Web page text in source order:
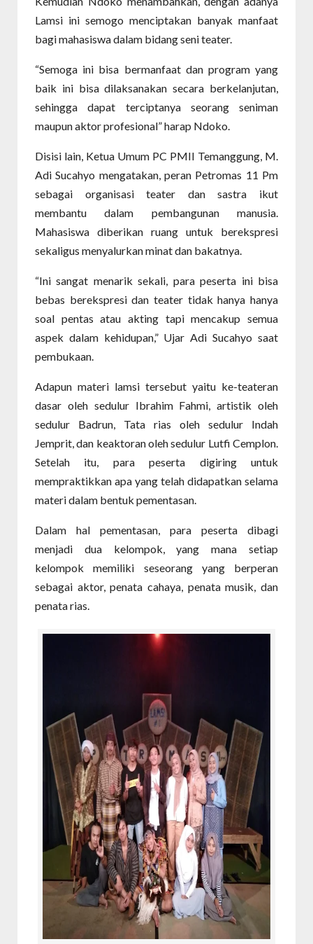
Lamsi ini semogo menciptakan banyak manfaat
bagi mahasiswa dalam bidang seni teater.
“Semoga ini bisa bermanfaat dan program yang
baik ini bisa dilaksanakan secara berkelanjutan,
sehingga dapat terciptanya seorang seniman
maupun aktor profesional” harap Ndoko.
Disisi lain, Ketua Umum PC PMII Temanggung, M.
Adi Sucahyo mengatakan, peran Petromas 11 Pm
sebagai organisasi teater dan sastra ikut
membantu dalam pembangunan manusia.
Mahasiswa diberikan ruang untuk berekspresi
sekaligus menyalurkan minat dan bakatnya.
“Ini sangat menarik sekali, para peserta ini bisa
bebas berekspresi dan teater tidak hanya hanya
soal pentas atau akting tapi mencakup semua
aspek dalam kehidupan,” Ujar Adi Sucahyo saat
pembukaan.
Adapun materi lamsi tersebut yaitu ke-teateran
dasar oleh sedulur Ibrahim Fahmi, artistik oleh
sedulur Badrun, Tata rias oleh sedulur Indah
Jemprit, dan keaktoran oleh sedulur Lutfi Cemplon.
Setelah itu, para peserta digiring untuk
mempraktikkan apa yang telah didapatkan selama
materi dalam bentuk pementasan.
Dalam hal pementasan, para peserta dibagi
menjadi dua kelompok, yang mana setiap
kelompok memiliki seseorang yang berperan
sebagai aktor, penata cahaya, penata musik, dan
penata rias.